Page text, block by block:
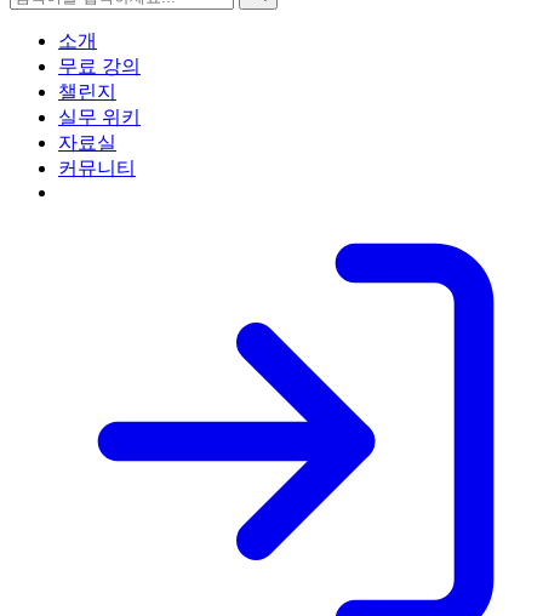
소개
무료 강의
챌린지
실무 위키
자료실
커뮤니티